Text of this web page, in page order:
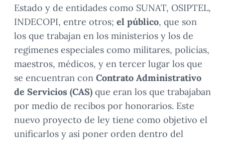
Estado y de entidades como SUNAT, OSIPTEL,
INDECOPI, entre otros; el público, que son
los que trabajan en los ministerios y los de
regímenes especiales como militares, policías,
maestros, médicos, y en tercer lugar los que
se encuentran con Contrato Administrativo
de Servicios (CAS) que eran los que trabajaban
por medio de recibos por honorarios. Este
nuevo proyecto de ley tiene como objetivo el
unificarlos y así poner orden dentro del